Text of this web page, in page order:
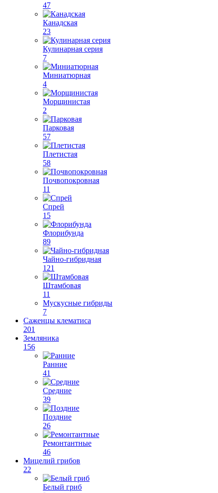
47
Канадская
23
Кулинарная серия
7
Миниатюрная
4
Морщинистая
2
Парковая
57
Плетистая
58
Почвопокровная
11
Спрей
15
Флорибунда
89
Чайно-гибридная
121
Штамбовая
11
Мускусные гибриды
7
Саженцы клематиса
201
Земляника
156
Ранние
41
Средние
39
Поздние
26
Ремонтантные
46
Мицелий грибов
22
Белый гриб